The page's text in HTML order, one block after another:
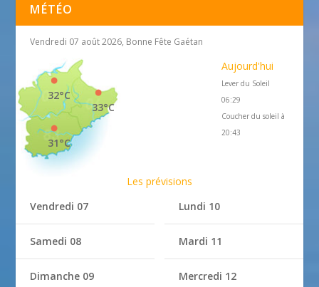
MÉTÉO
Vendredi 07 août 2026, Bonne Fête Gaétan
33°C
32°C
31°C
Aujourd'hui
Lever du Soleil
06:29
Coucher du soleil à
20:43
Les prévisions
Vendredi 07
Samedi 08
Dimanche 09
Lundi 10
Mardi 11
Mercredi 12